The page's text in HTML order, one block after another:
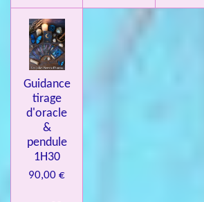
Guidance
tirage
d'oracle
&
pendule
1H30
90,00 €